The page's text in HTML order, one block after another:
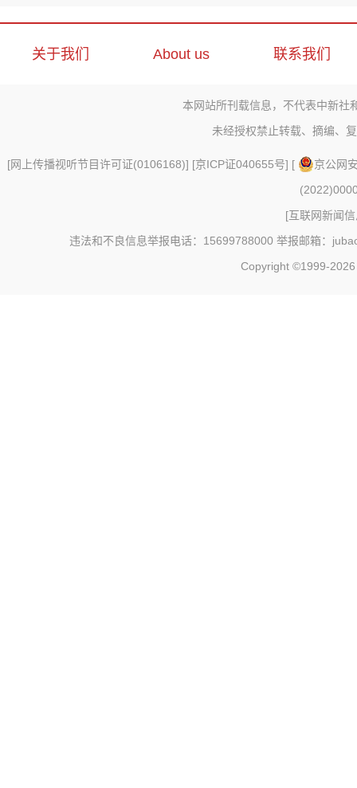
关于我们 About us 联系我们
本网站所刊载信息，不代表中新社
未经授权禁止转载、摘编、
[网上传播视听节目许可证(0106168)] [京ICP证040655号] [
京公网
[互联网新闻
违法和不良信息举报电话：15699788000 举报邮箱：
Copyright ©1999-